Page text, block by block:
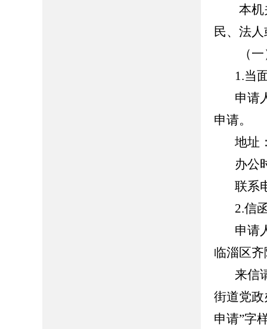
本机关
民、法
（一
1.当
申请人
申请。
地址：
办公时
联系电
2.信
申请人
临淄区
来信请
街道党
申请”字